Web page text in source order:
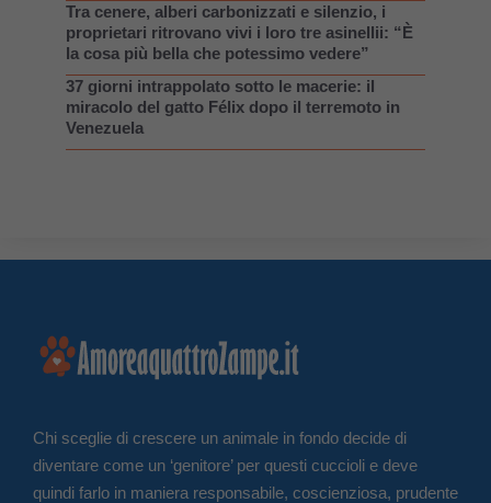
Tra cenere, alberi carbonizzati e silenzio, i
proprietari ritrovano vivi i loro tre asinellii: “È
la cosa più bella che potessimo vedere”
37 giorni intrappolato sotto le macerie: il
miracolo del gatto Félix dopo il terremoto in
Venezuela
Chi sceglie di crescere un animale in fondo decide di
diventare come un ‘genitore’ per questi cuccioli e deve
quindi farlo in maniera responsabile, coscienziosa, prudente